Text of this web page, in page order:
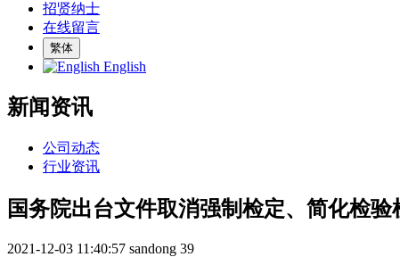
招贤纳士
在线留言
繁体
English
新闻资讯
公司动态
行业资讯
国务院出台文件取消强制检定、简化检
2021-12-03 11:40:57 sandong 39